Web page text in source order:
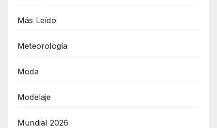
Más Leído
Meteorología
Moda
Modelaje
Mundial 2026